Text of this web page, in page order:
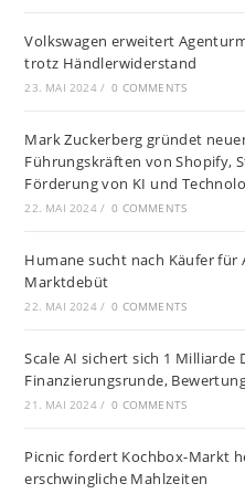
Volkswagen erweitert
trotz Händlerwiderstand
23. MAI 2024 / 0 COMMENTS
Mark Zuckerberg gründet
Führungskräften von Shopify,
Förderung von KI und
22. MAI 2024 / 0 COMMENTS
Humane sucht nach Käufer für
Marktdebüt
22. MAI 2024 / 0 COMMENTS
Scale AI sichert sich 1 Milliarde
Finanzierungsrunde,
21. MAI 2024 / 0 COMMENTS
Picnic fordert Kochbox-Markt
erschwingliche Mahlzeiten